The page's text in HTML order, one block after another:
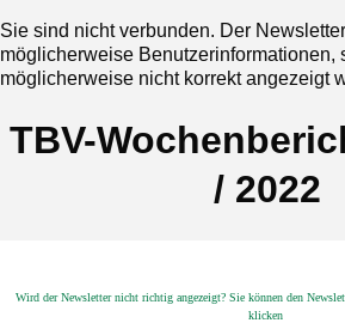
Sie sind nicht verbunden. Der
möglicherweise Benutzerinformationen,
möglicherweise nicht korrekt angezeigt
TBV-
/ 2022
Wird der Newsletter nicht richtig angezeigt? Sie können den
klicken